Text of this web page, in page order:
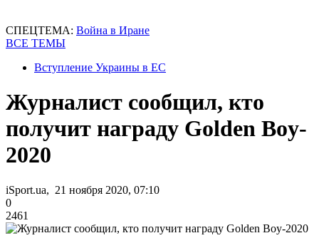
СПЕЦТЕМА: Война в Иране
ВСЕ ТЕМЫ
Вступление Украины в ЕС
Журналист сообщил, кто
получит награду Golden Boy-
2020
iSport.ua, 21 ноября 2020, 07:10
0
2461